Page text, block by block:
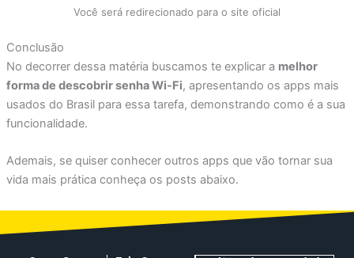
Você será redirecionado para o site oficial
Conclusão
No decorrer dessa matéria buscamos te explicar a melhor
forma de descobrir senha Wi-Fi, apresentando os apps mais
usados do Brasil para essa tarefa, demonstrando como é a sua
funcionalidade.
Ademais, se quiser conhecer outros apps que vão tornar sua
vida mais prática conheça os posts abaixo.